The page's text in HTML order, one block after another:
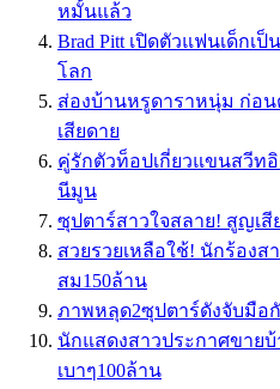
หมั้นแล้ว
Brad Pitt เปิดตัวแฟนเด็กเ
โลก
ส่องบ้านหรูดาราหนุ่ม ก่อน
เสียดาย
คู่รักตัวท็อปเกี่ยวแขนสวีท
นีมูน
ซุปตาร์สาวใจสลาย! สูญเสี
สวยรวยเหลือใช้! นักร้อง
สม150ล้าน
ภาพหลุด2ซุปตาร์ดังจับมือ
นักแสดงสาวประกาศขาย
เบาๆ100ล้าน